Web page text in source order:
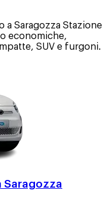
a Saragozza Stazione
economiche,
SUV e furgoni.
Saragozza